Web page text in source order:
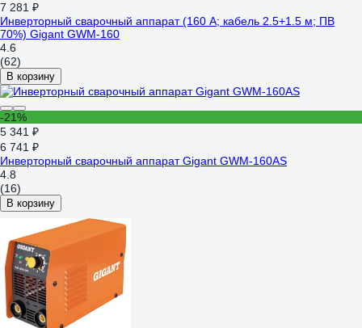
7 281 ₽
Инверторный сварочный аппарат (160 А; кабель 2.5+1.5 м; ПВ
70%) Gigant GWM-160
4.6
(62)
В корзину
-21%
5 341 ₽
6 741 ₽
Инверторный сварочный аппарат Gigant GWM-160AS
4.8
(16)
В корзину